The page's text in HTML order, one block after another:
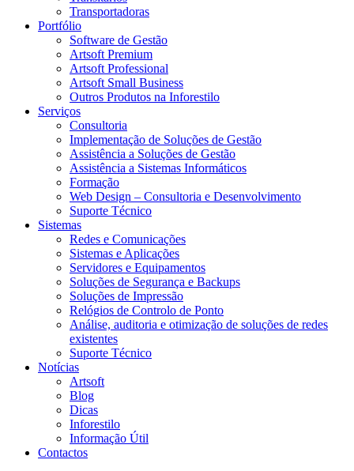
Transportadoras
Portfólio
Software de Gestão
Artsoft Premium
Artsoft Professional
Artsoft Small Business
Outros Produtos na Inforestilo
Serviços
Consultoria
Implementação de Soluções de Gestão
Assistência a Soluções de Gestão
Assistência a Sistemas Informáticos
Formação
Web Design – Consultoria e Desenvolvimento
Suporte Técnico
Sistemas
Redes e Comunicações
Sistemas e Aplicações
Servidores e Equipamentos
Soluções de Segurança e Backups
Soluções de Impressão
Relógios de Controlo de Ponto
Análise, auditoria e otimização de soluções de redes
existentes
Suporte Técnico
Notícias
Artsoft
Blog
Dicas
Inforestilo
Informação Útil
Contactos